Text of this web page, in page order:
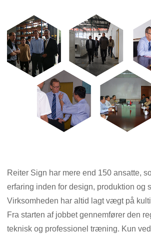
Reiter Sign har mere end 150 ansatte,
erfaring inden for design, produktion og
Virksomheden har altid lagt vægt på
Fra starten af ​​jobbet gennemfører den
teknisk og professionel træning. Kun